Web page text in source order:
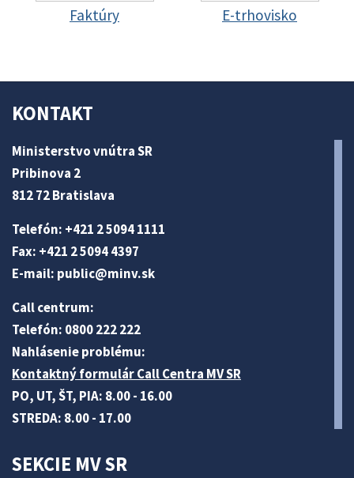
Faktúry E-trhovisko
KONTAKT
Ministerstvo vnútra SR
Pribinova 2
812 72 Bratislava
Telefón: +421 2 5094 1111
Fax: +421 2 5094 4397
E-mail: public@minv.sk
Call centrum:
Telefón: 0800 222 222
Nahlásenie problému:
Kontaktný formulár Call Centra MV SR
PO, UT, ŠT, PIA: 8.00 - 16.00
STREDA: 8.00 - 17.00
SEKCIE MV SR